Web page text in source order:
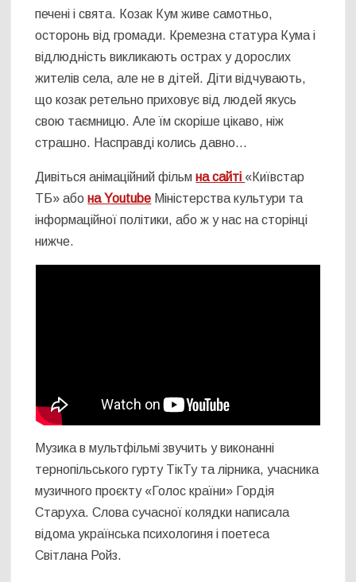
печені і свята. Козак Кум живе самотньо,
осторонь від громади. Кремезна статура Кума і
відлюдність викликають острах у дорослих
жителів села, але не в дітей. Діти відчувають,
що козак ретельно приховує від людей якусь
свою таємницю. Але їм скоріше цікаво, ніж
страшно. Насправді колись давно…
Дивіться анімаційний фільмна сайті «Київстар
ТБ» абона Youtube Міністерства культури та
інформаційної політики, або ж у нас на сторінці
нижче.
Музика в мультфільмі звучить у виконанні
тернопільського гурту ТікТу та лірника, учасника
музичного проєкту «Голос країни» Гордія
Старуха. Слова сучасної колядки написала
відома українська психологиня і поетеса
Світлана Ройз.